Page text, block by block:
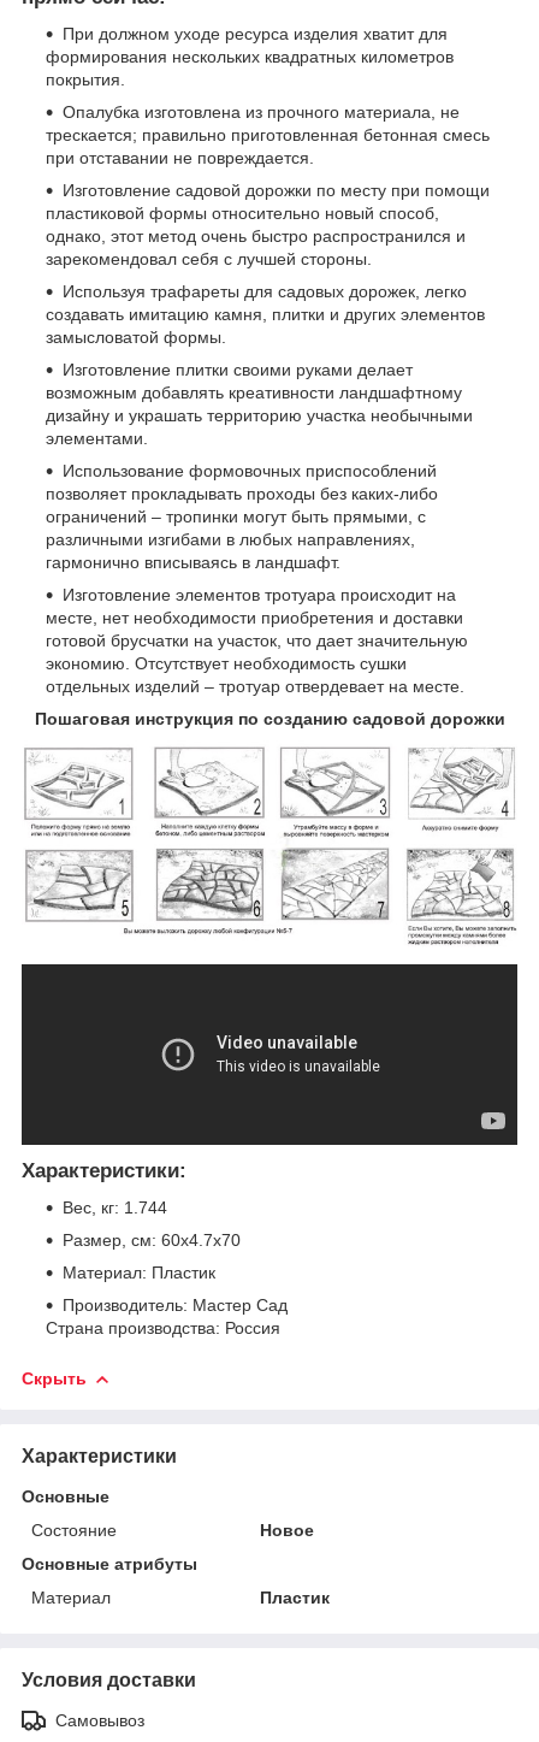
При должном уходе ресурса изделия хватит для
формирования нескольких квадратных километров
покрытия.
Опалубка изготовлена из прочного материала, не
трескается; правильно приготовленная бетонная смесь
при отставании не повреждается.
Изготовление садовой дорожки по месту при помощи
пластиковой формы относительно новый способ,
однако, этот метод очень быстро распространился и
зарекомендовал себя с лучшей стороны.
Используя трафареты для садовых дорожек, легко
создавать имитацию камня, плитки и других элементов
замысловатой формы.
Изготовление плитки своими руками делает
возможным добавлять креативности ландшафтному
дизайну и украшать территорию участка необычными
элементами.
Использование формовочных приспособлений
позволяет прокладывать проходы без каких-либо
ограничений – тропинки могут быть прямыми, с
различными изгибами в любых направлениях,
гармонично вписываясь в ландшафт.
Изготовление элементов тротуара происходит на
месте, нет необходимости приобретения и доставки
готовой брусчатки на участок, что дает значительную
экономию. Отсутствует необходимость сушки
отдельных изделий – тротуар отвердевает на месте.
Пошаговая инструкция по созданию садовой дорожки
Характеристики:
Вес, кг: 1.744
Размер, см: 60x4.7x70
Материал: Пластик
Производитель: Мастер Сад
Страна производства: Россия
Скрыть
Характеристики
Основные
Состояние
Новое
Основные атрибуты
Материал
Пластик
Условия доставки
Самовывоз